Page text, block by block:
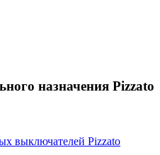
назначения Pizzato